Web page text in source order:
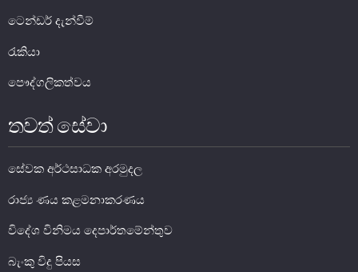
මුදල් ප්‍රතිපත්තිය
මූල්‍ය පද්ධතිය
මූල්‍ය පද්ධති ස්ථායිතාව
ප්‍රධාන කාර්යයන්
බැංකු අංශය
ටෙන්ඩර් දැන්වීම්
රැකියා
පෞද්ගලිකත්වය
තවත් සේවා
සේවක අර්ථසාධක අරමුදල
රාජ්‍ය ණය කළමනාකරණය
විදේශ විනිමය දෙපාර්තමේන්තුව
බැංකු විදු පියස